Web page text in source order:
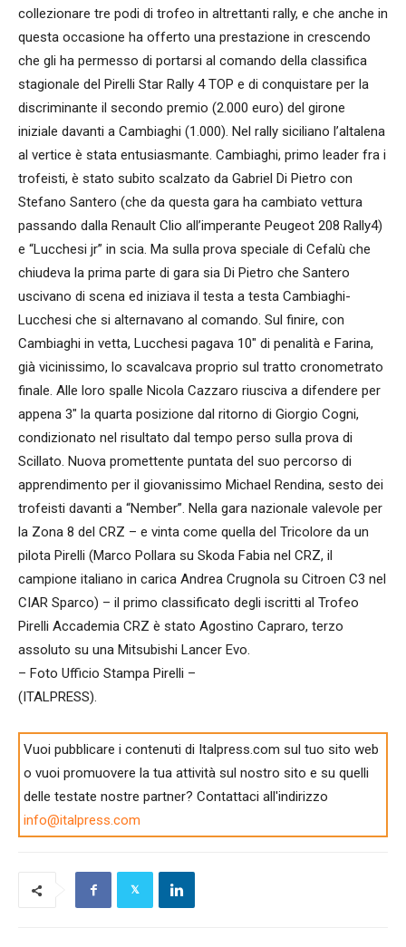
collezionare tre podi di trofeo in altrettanti rally, e che anche in
questa occasione ha offerto una prestazione in crescendo
che gli ha permesso di portarsi al comando della classifica
stagionale del Pirelli Star Rally 4 TOP e di conquistare per la
discriminante il secondo premio (2.000 euro) del girone
iniziale davanti a Cambiaghi (1.000). Nel rally siciliano l’altalena
al vertice è stata entusiasmante. Cambiaghi, primo leader fra i
trofeisti, è stato subito scalzato da Gabriel Di Pietro con
Stefano Santero (che da questa gara ha cambiato vettura
passando dalla Renault Clio all’imperante Peugeot 208 Rally4)
e “Lucchesi jr” in scia. Ma sulla prova speciale di Cefalù che
chiudeva la prima parte di gara sia Di Pietro che Santero
uscivano di scena ed iniziava il testa a testa Cambiaghi-
Lucchesi che si alternavano al comando. Sul finire, con
Cambiaghi in vetta, Lucchesi pagava 10″ di penalità e Farina,
già vicinissimo, lo scavalcava proprio sul tratto cronometrato
finale. Alle loro spalle Nicola Cazzaro riusciva a difendere per
appena 3″ la quarta posizione dal ritorno di Giorgio Cogni,
condizionato nel risultato dal tempo perso sulla prova di
Scillato. Nuova promettente puntata del suo percorso di
apprendimento per il giovanissimo Michael Rendina, sesto dei
trofeisti davanti a “Nember”. Nella gara nazionale valevole per
la Zona 8 del CRZ – e vinta come quella del Tricolore da un
pilota Pirelli (Marco Pollara su Skoda Fabia nel CRZ, il
campione italiano in carica Andrea Crugnola su Citroen C3 nel
CIAR Sparco) – il primo classificato degli iscritti al Trofeo
Pirelli Accademia CRZ è stato Agostino Capraro, terzo
assoluto su una Mitsubishi Lancer Evo.
– Foto Ufficio Stampa Pirelli –
(ITALPRESS).
Vuoi pubblicare i contenuti di Italpress.com sul tuo sito web
o vuoi promuovere la tua attività sul nostro sito e su quelli
delle testate nostre partner? Contattaci all'indirizzo
info@italpress.com